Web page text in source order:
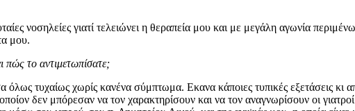
νοσηλείες γιατί τελειώνει η θεραπεία μου και με μεγάλη αγωνία
μου.
πώς το αντιμετωπίσατε;
τυχαίως χωρίς κανένα σύμπτωμα. Εκανα κάποιες τυπικές εξετάσεις κι
δεν μπόρεσαν να τον χαρακτηρίσουν και να τον αναγνωρίσουν οι